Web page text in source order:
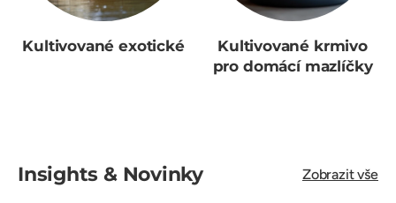
Kultivované exotické
Kultivované krmivo
pro domácí mazlíčky
Insights & Novinky Zobrazit vše